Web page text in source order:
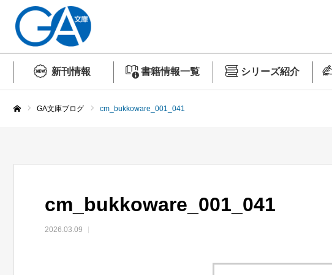
新刊情報 書籍情報一覧 シリーズ紹介
GA文庫ブログ cm_bukkoware_001_041
cm_bukkoware_001_041
2026.03.09